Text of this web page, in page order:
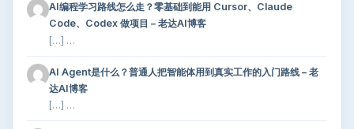
AI编程学习路线怎么走？零基础到能用 Cursor、Claude
Code、Codex 做项目 – 老达AI博客
[…] …
AI Agent是什么？普通人把智能体用到真实工作的入门路线 – 老
达AI博客
[…] …